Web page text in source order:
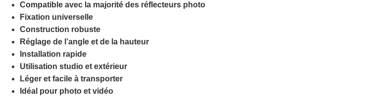
Compatible avec la majorité des réflecteurs photo
Fixation universelle
Construction robuste
Réglage de l’angle et de la hauteur
Installation rapide
Utilisation studio et extérieur
Léger et facile à transporter
Idéal pour photo et vidéo